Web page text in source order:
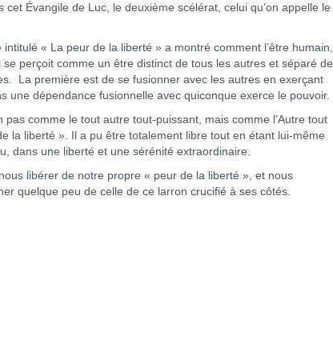
Évangile de Luc, le deuxième scélérat, celui qu’on appelle le
« La peur de la liberté » a montré comment l’être humain,
perçoit comme un être distinct de tous les autres et séparé de
La première est de se fusionner avec les autres en exerçant
dépendance fusionnelle avec quiconque exerce le pouvoir.
comme le tout autre tout-puissant, mais comme l’Autre tout
la liberté ». Il a pu être totalement libre tout en étant lui-même
dans une liberté et une sérénité extraordinaire.
libérer de notre propre « peur de la liberté », et nous
quelque peu de celle de ce larron crucifié à ses côtés.